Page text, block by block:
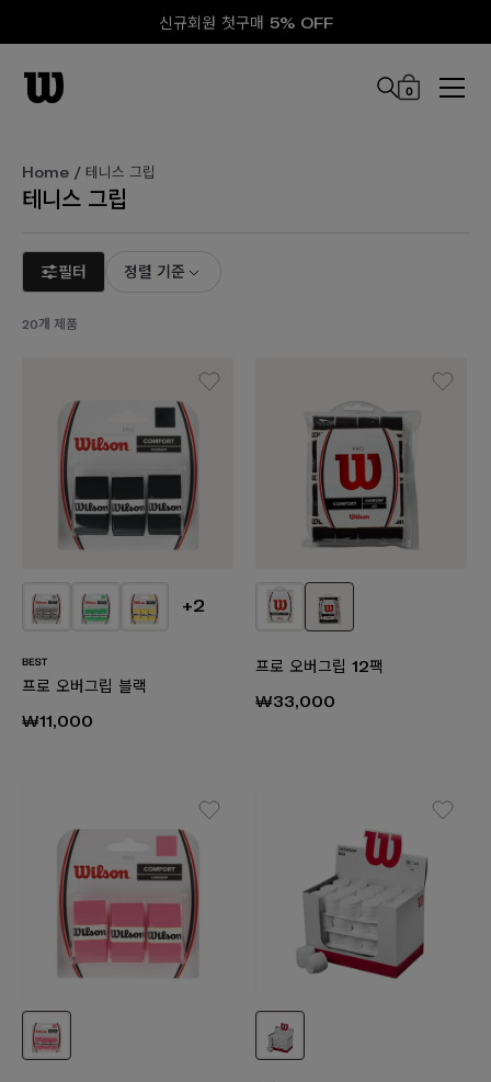
신규회원 첫구매 5% OFF
0
Home / 테니스 그립
테니스 그립
필터 정렬 기준
20개 제품
+2
프로 오버그립 블랙
₩11,000
프로 오버그립 12팩
₩33,000